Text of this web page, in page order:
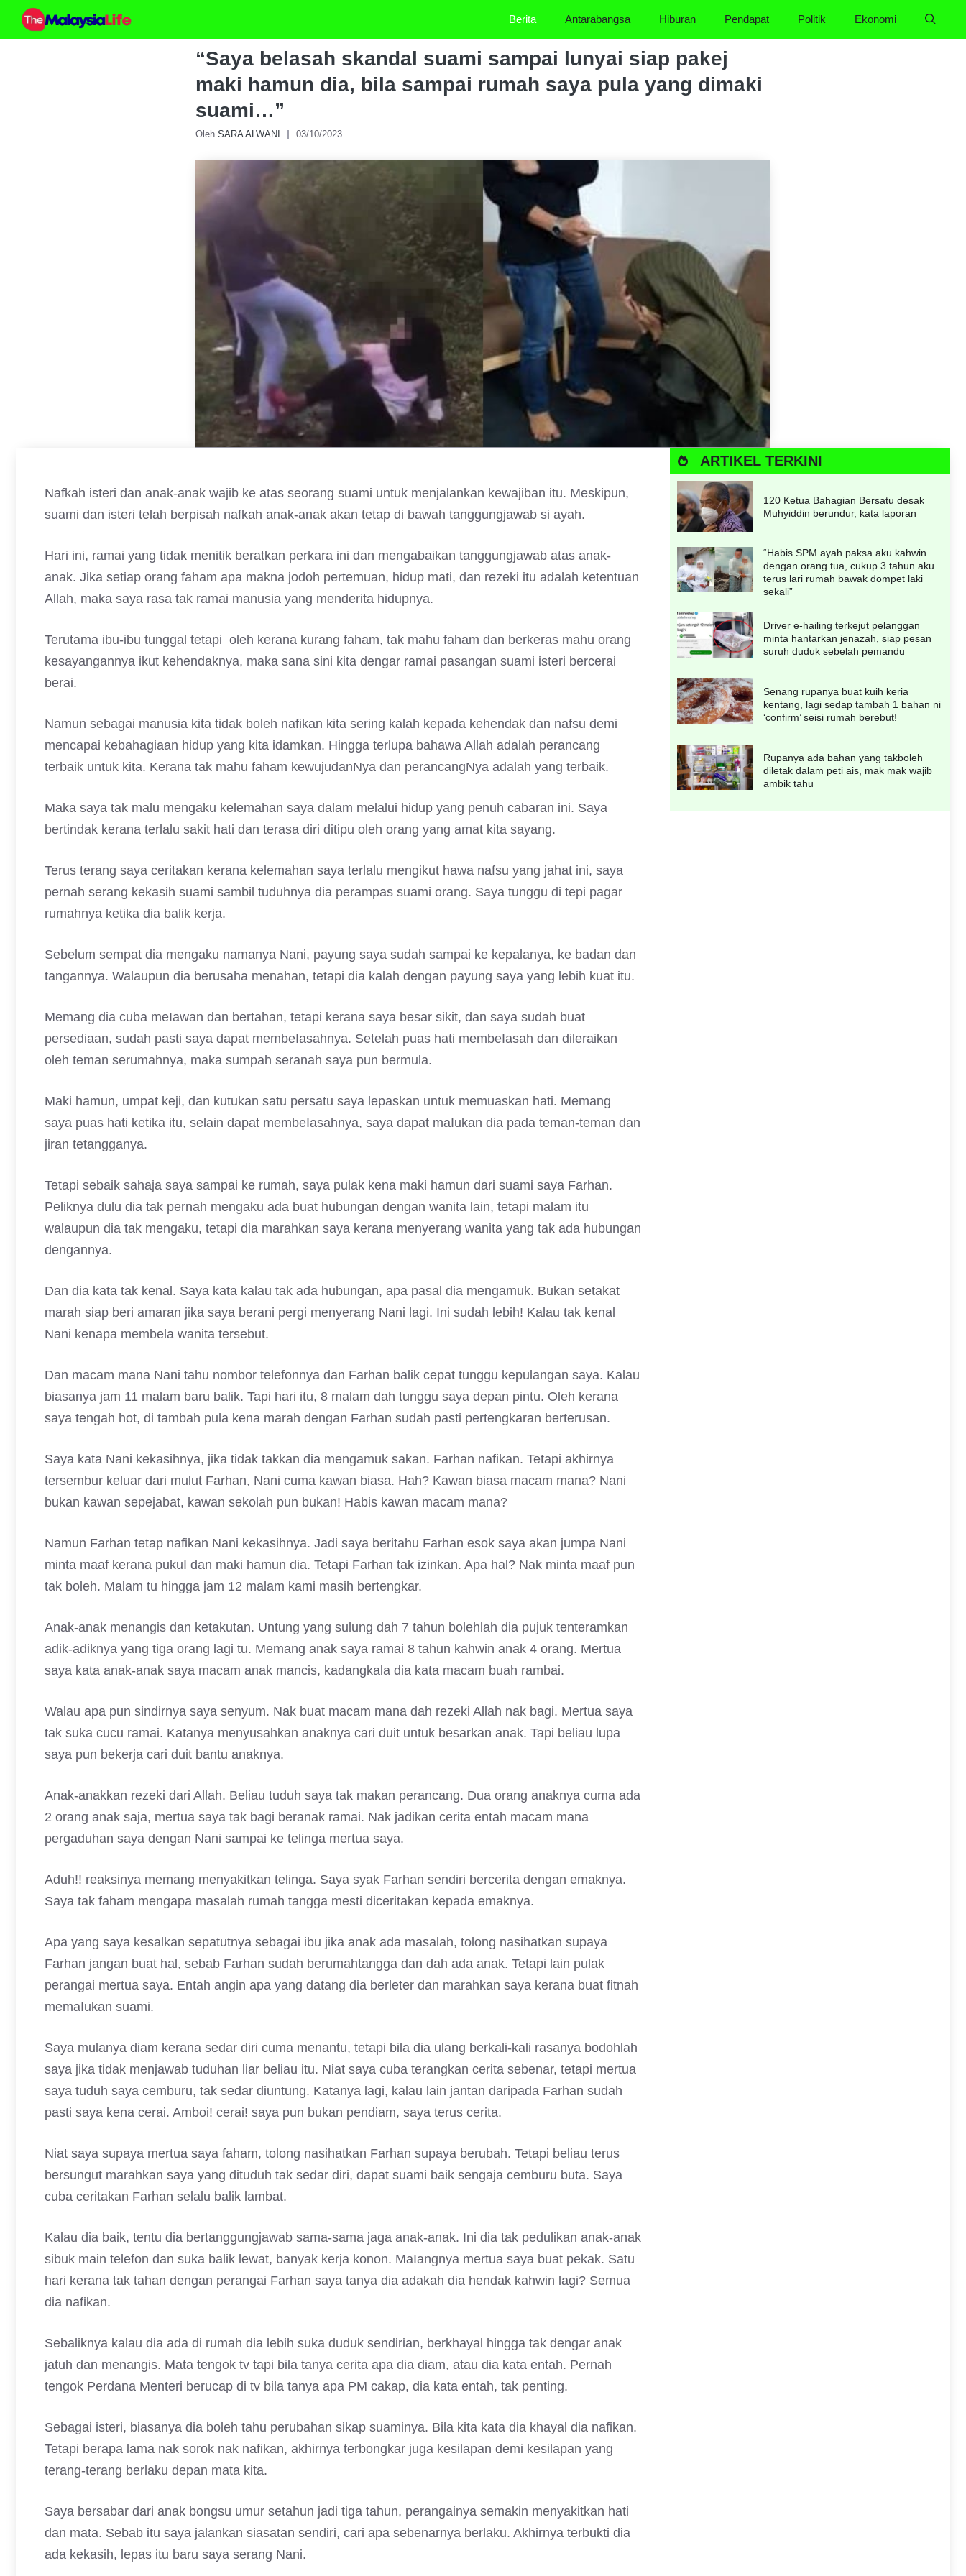
Skip
Berita Antarabangsa Hiburan Pendapat Politik Ekonomi
“Saya belasah skandal suami sampai lunyai siap pakej
maki hamun dia, bila sampai rumah saya pula yang dimaki
suami…”
Oleh SARA ALWANI 03/10/2023
Nafkah isteri dan anak-anak wajib ke atas seorang suami untuk menjalankan kewajiban itu. Meskipun,
suami dan isteri telah berpisah nafkah anak-anak akan tetap di bawah tanggungjawab si ayah.
Hari ini, ramai yang tidak menitik beratkan perkara ini dan mengabaikan tanggungjawab atas anak-
anak. Jika setiap orang faham apa makna jodoh pertemuan, hidup mati, dan rezeki itu adalah ketentuan
Allah, maka saya rasa tak ramai manusia yang menderita hidupnya.
Terutama ibu-ibu tunggal tetapi oleh kerana kurang faham, tak mahu faham dan berkeras mahu orang
kesayangannya ikut kehendaknya, maka sana sini kita dengar ramai pasangan suami isteri bercerai
berai.
Namun sebagai manusia kita tidak boleh nafikan kita sering kalah kepada kehendak dan nafsu demi
mencapai kebahagiaan hidup yang kita idamkan. Hingga terlupa bahawa Allah adalah perancang
terbaik untuk kita. Kerana tak mahu faham kewujudanNya dan perancangNya adalah yang terbaik.
Maka saya tak malu mengaku kelemahan saya dalam melalui hidup yang penuh cabaran ini. Saya
bertindak kerana terlalu sakit hati dan terasa diri ditipu oleh orang yang amat kita sayang.
Terus terang saya ceritakan kerana kelemahan saya terlalu mengikut hawa nafsu yang jahat ini, saya
pernah serang kekasih suami sambil tuduhnya dia perampas suami orang. Saya tunggu di tepi pagar
rumahnya ketika dia balik kerja.
Sebelum sempat dia mengaku namanya Nani, payung saya sudah sampai ke kepalanya, ke badan dan
tangannya. Walaupun dia berusaha menahan, tetapi dia kalah dengan payung saya yang lebih kuat itu.
Memang dia cuba meIawan dan bertahan, tetapi kerana saya besar sikit, dan saya sudah buat
persediaan, sudah pasti saya dapat membeIasahnya. Setelah puas hati membeIasah dan dileraikan
oleh teman serumahnya, maka sumpah seranah saya pun bermula.
Maki hamun, umpat keji, dan kutukan satu persatu saya lepaskan untuk memuaskan hati. Memang
saya puas hati ketika itu, selain dapat membeIasahnya, saya dapat maIukan dia pada teman-teman dan
jiran tetangganya.
Tetapi sebaik sahaja saya sampai ke rumah, saya pulak kena maki hamun dari suami saya Farhan.
Peliknya dulu dia tak pernah mengaku ada buat hubungan dengan wanita lain, tetapi malam itu
walaupun dia tak mengaku, tetapi dia marahkan saya kerana menyerang wanita yang tak ada hubungan
dengannya.
Dan dia kata tak kenal. Saya kata kalau tak ada hubungan, apa pasal dia mengamuk. Bukan setakat
marah siap beri amaran jika saya berani pergi menyerang Nani lagi. Ini sudah lebih! Kalau tak kenal
Nani kenapa membela wanita tersebut.
Dan macam mana Nani tahu nombor telefonnya dan Farhan balik cepat tunggu kepulangan saya. Kalau
biasanya jam 11 malam baru balik. Tapi hari itu, 8 malam dah tunggu saya depan pintu. Oleh kerana
saya tengah hot, di tambah pula kena marah dengan Farhan sudah pasti pertengkaran berterusan.
Saya kata Nani kekasihnya, jika tidak takkan dia mengamuk sakan. Farhan nafikan. Tetapi akhirnya
tersembur keluar dari mulut Farhan, Nani cuma kawan biasa. Hah? Kawan biasa macam mana? Nani
bukan kawan sepejabat, kawan sekolah pun bukan! Habis kawan macam mana?
Namun Farhan tetap nafikan Nani kekasihnya. Jadi saya beritahu Farhan esok saya akan jumpa Nani
minta maaf kerana pukuI dan maki hamun dia. Tetapi Farhan tak izinkan. Apa hal? Nak minta maaf pun
tak boleh. Malam tu hingga jam 12 malam kami masih bertengkar.
Anak-anak menangis dan ketakutan. Untung yang sulung dah 7 tahun bolehlah dia pujuk tenteramkan
adik-adiknya yang tiga orang lagi tu. Memang anak saya ramai 8 tahun kahwin anak 4 orang. Mertua
saya kata anak-anak saya macam anak mancis, kadangkala dia kata macam buah rambai.
Walau apa pun sindirnya saya senyum. Nak buat macam mana dah rezeki Allah nak bagi. Mertua saya
tak suka cucu ramai. Katanya menyusahkan anaknya cari duit untuk besarkan anak. Tapi beliau lupa
saya pun bekerja cari duit bantu anaknya.
Anak-anakkan rezeki dari Allah. Beliau tuduh saya tak makan perancang. Dua orang anaknya cuma ada
2 orang anak saja, mertua saya tak bagi beranak ramai. Nak jadikan cerita entah macam mana
pergaduhan saya dengan Nani sampai ke telinga mertua saya.
Aduh!! reaksinya memang menyakitkan telinga. Saya syak Farhan sendiri bercerita dengan emaknya.
Saya tak faham mengapa masalah rumah tangga mesti diceritakan kepada emaknya.
Apa yang saya kesalkan sepatutnya sebagai ibu jika anak ada masalah, tolong nasihatkan supaya
Farhan jangan buat hal, sebab Farhan sudah berumahtangga dan dah ada anak. Tetapi lain pulak
perangai mertua saya. Entah angin apa yang datang dia berleter dan marahkan saya kerana buat fitnah
memaIukan suami.
Saya mulanya diam kerana sedar diri cuma menantu, tetapi bila dia ulang berkali-kali rasanya bodohlah
saya jika tidak menjawab tuduhan liar beliau itu. Niat saya cuba terangkan cerita sebenar, tetapi mertua
saya tuduh saya cemburu, tak sedar diuntung. Katanya lagi, kalau lain jantan daripada Farhan sudah
pasti saya kena cerai. Amboi! cerai! saya pun bukan pendiam, saya terus cerita.
Niat saya supaya mertua saya faham, tolong nasihatkan Farhan supaya berubah. Tetapi beliau terus
bersungut marahkan saya yang dituduh tak sedar diri, dapat suami baik sengaja cemburu buta. Saya
cuba ceritakan Farhan selalu balik lambat.
Kalau dia baik, tentu dia bertanggungjawab sama-sama jaga anak-anak. Ini dia tak pedulikan anak-anak
sibuk main telefon dan suka balik lewat, banyak kerja konon. MaIangnya mertua saya buat pekak. Satu
hari kerana tak tahan dengan perangai Farhan saya tanya dia adakah dia hendak kahwin lagi? Semua
dia nafikan.
Sebaliknya kalau dia ada di rumah dia lebih suka duduk sendirian, berkhayal hingga tak dengar anak
jatuh dan menangis. Mata tengok tv tapi bila tanya cerita apa dia diam, atau dia kata entah. Pernah
tengok Perdana Menteri berucap di tv bila tanya apa PM cakap, dia kata entah, tak penting.
Sebagai isteri, biasanya dia boleh tahu perubahan sikap suaminya. Bila kita kata dia khayal dia nafikan.
Tetapi berapa lama nak sorok nak nafikan, akhirnya terbongkar juga kesilapan demi kesilapan yang
terang-terang berlaku depan mata kita.
Saya bersabar dari anak bongsu umur setahun jadi tiga tahun, perangainya semakin menyakitkan hati
dan mata. Sebab itu saya jalankan siasatan sendiri, cari apa sebenarnya berlaku. Akhirnya terbukti dia
ada kekasih, lepas itu baru saya serang Nani.
ARTIKEL TERKINI
120 Ketua Bahagian Bersatu desak
Muhyiddin berundur, kata laporan
“Habis SPM ayah paksa aku kahwin
dengan orang tua, cukup 3 tahun aku
terus lari rumah bawak dompet laki
sekali”
Driver e-hailing terkejut pelanggan
minta hantarkan jenazah, siap pesan
suruh duduk sebelah pemandu
Senang rupanya buat kuih keria
kentang, lagi sedap tambah 1 bahan ni
‘confirm’ seisi rumah berebut!
Rupanya ada bahan yang takboleh
diletak dalam peti ais, mak mak wajib
ambik tahu